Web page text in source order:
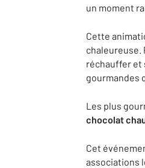
un moment
Cette
chaleureuse.
réchauffer et
gourmandes
Les plus
chocolat
Cet
associations